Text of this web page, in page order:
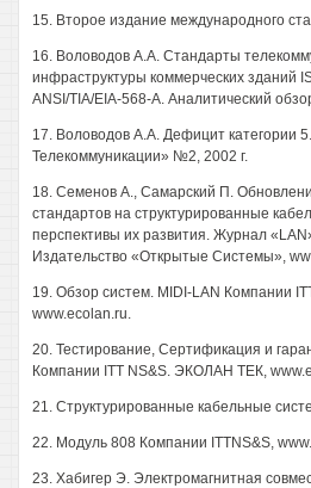
15. Второе издание международного
16. Воловодов А.А. Стандарты
инфраструктуры коммерческих зданий
ANSI/TIA/EIA-568-A. Аналитический
17. Воловодов А.А. Дефицит категории
Телекоммуникации» №2, 2002 г.
18. Семенов А., Самарский П.
стандартов на структурированные
перспективы их развития. Журнал
Издательство «Открытые Системы»,
19. Обзор систем. MIDI-LAN Компании
www.ecolan.ru.
20. Тестирование, Сертификация и
Компании ITT NS&S. ЭКОЛАН ТЕК,
21. Структурированные кабельные
22. Модуль 808 Компании ITTNS&S,
23. Хабигер Э. Электромагнитная